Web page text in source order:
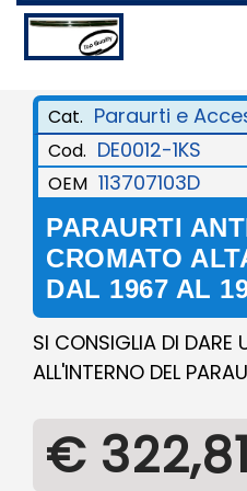
Cat. Paraurti e
Cod. DE0012-1KS
OEM 113707103D
PARAURTI
CROMATO
DAL 1967 AL
SI CONSIGLIA DI DARE
ALL'INTERNO DEL
€ 322,81